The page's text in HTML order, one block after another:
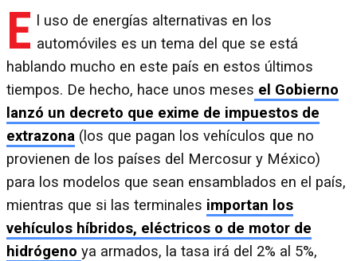
E
l uso de energías alternativas en los
automóviles es un tema del que se está
hablando mucho en este país en estos últimos
tiempos. De hecho, hace unos meses el Gobierno
lanzó un decreto que exime de impuestos de
extrazona (los que pagan los vehículos que no
provienen de los países del Mercosur y México)
para los modelos que sean ensamblados en el país,
mientras que si las terminales importan los
vehículos híbridos, eléctricos o de motor de
hidrógeno ya armados, la tasa irá del 2% al 5%,